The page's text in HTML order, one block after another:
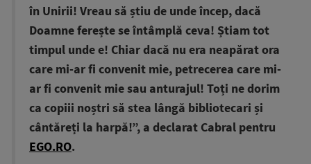
în Unirii! Vreau să știu de unde încep, dacă
Doamne ferește se întâmplă ceva! Știam tot
timpul unde e! Chiar dacă nu era neapărat ora
care mi-ar fi convenit mie, petrecerea care mi-
ar fi convenit mie sau anturajul! Toți ne dorim
ca copiii noștri să stea lângă bibliotecari și
cântăreți la harpă!”, a declarat Cabral pentru
EGO.RO.